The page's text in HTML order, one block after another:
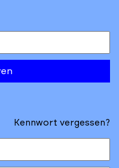
Kennwort vergessen?